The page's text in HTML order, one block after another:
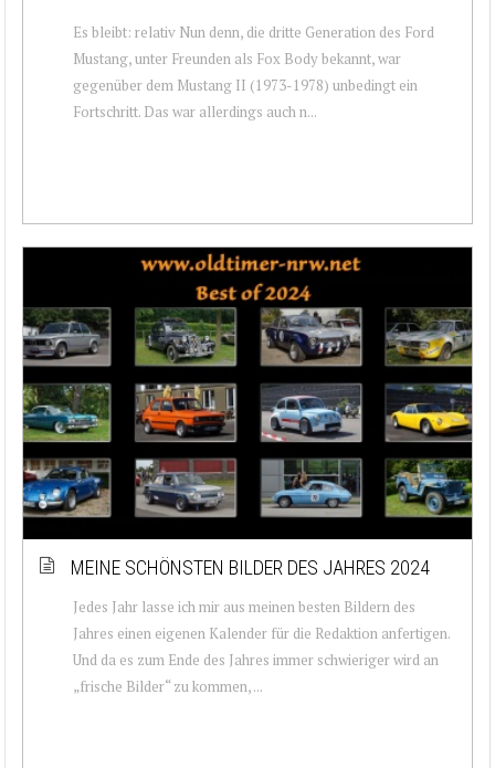
Es bleibt: relativ Nun denn, die dritte Generation des Ford
Mustang, unter Freunden als Fox Body bekannt, war
gegenüber dem Mustang II (1973-1978) unbedingt ein
Fortschritt. Das war allerdings auch n...
MEINE SCHÖNSTEN BILDER DES JAHRES 2024
Jedes Jahr lasse ich mir aus meinen besten Bildern des
Jahres einen eigenen Kalender für die Redaktion anfertigen.
Und da es zum Ende des Jahres immer schwieriger wird an
„frische Bilder“ zu kommen, ...